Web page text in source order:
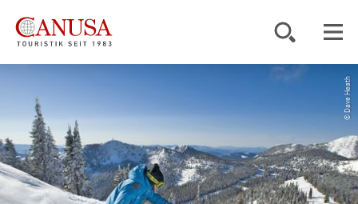
Reisearten
Inspiration
© Dave Heath